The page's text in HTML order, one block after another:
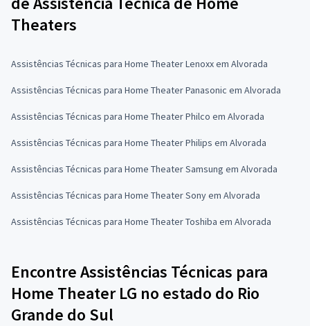
Theaters
Assistências Técnicas para Home Theater Lenoxx em Alvorada
Assistências Técnicas para Home Theater Panasonic em Alvorada
Assistências Técnicas para Home Theater Philco em Alvorada
Assistências Técnicas para Home Theater Philips em Alvorada
Assistências Técnicas para Home Theater Samsung em Alvorada
Assistências Técnicas para Home Theater Sony em Alvorada
Assistências Técnicas para Home Theater Toshiba em Alvorada
Encontre Assistências Técnicas para
Home Theater LG no estado do Rio
Grande do Sul